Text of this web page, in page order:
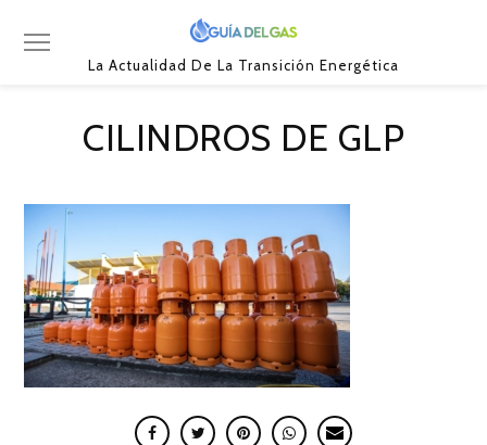
La Actualidad De La Transición Energética
CILINDROS DE GLP